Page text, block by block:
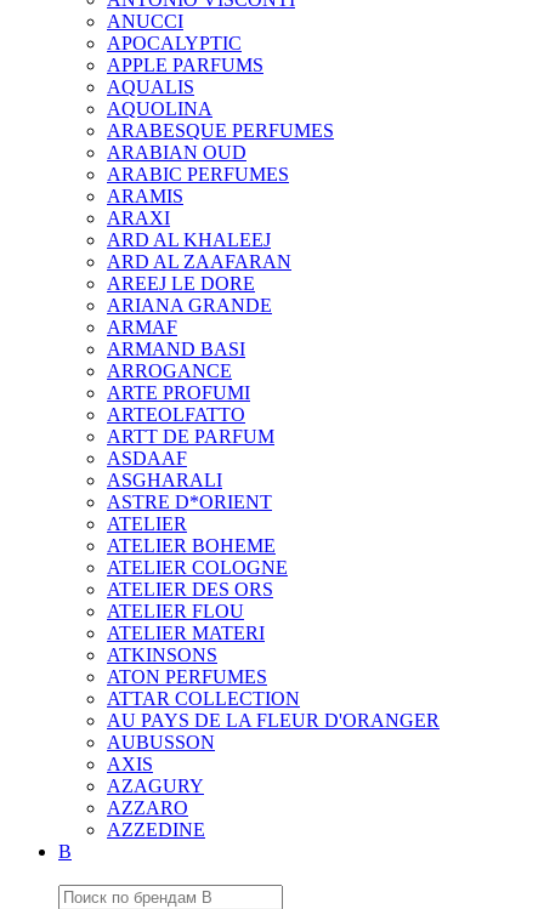
ANUCCI
APOCALYPTIC
APPLE PARFUMS
AQUALIS
AQUOLINA
ARABESQUE PERFUMES
ARABIAN OUD
ARABIC PERFUMES
ARAMIS
ARAXI
ARD AL KHALEEJ
ARD AL ZAAFARAN
AREEJ LE DORE
ARIANA GRANDE
ARMAF
ARMAND BASI
ARROGANCE
ARTE PROFUMI
ARTEOLFATTO
ARTT DE PARFUM
ASDAAF
ASGHARALI
ASTRE D*ORIENT
ATELIER
ATELIER BOHEME
ATELIER COLOGNE
ATELIER DES ORS
ATELIER FLOU
ATELIER MATERI
ATKINSONS
ATON PERFUMES
ATTAR COLLECTION
AU PAYS DE LA FLEUR D'ORANGER
AUBUSSON
AXIS
AZAGURY
AZZARO
AZZEDINE
B